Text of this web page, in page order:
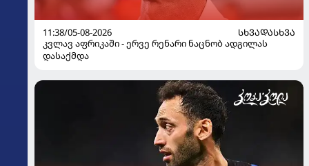
11:38/05-08-2026
ᲡᲮᲕᲐᲓᲐᲡᲮᲕᲐ
კვლავ აფრიკაში - ერვე რენარი ნაცნობ ადგილას
დასაქმდა